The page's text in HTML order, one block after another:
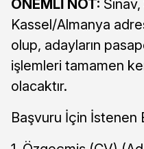
ÖNEMLİ NOT:
Kassel/Almanya
olup, adayların
işlemleri tamamen
olacaktır.
Başvuru İçin İstenen